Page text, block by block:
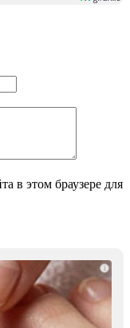
в этом браузере для
i